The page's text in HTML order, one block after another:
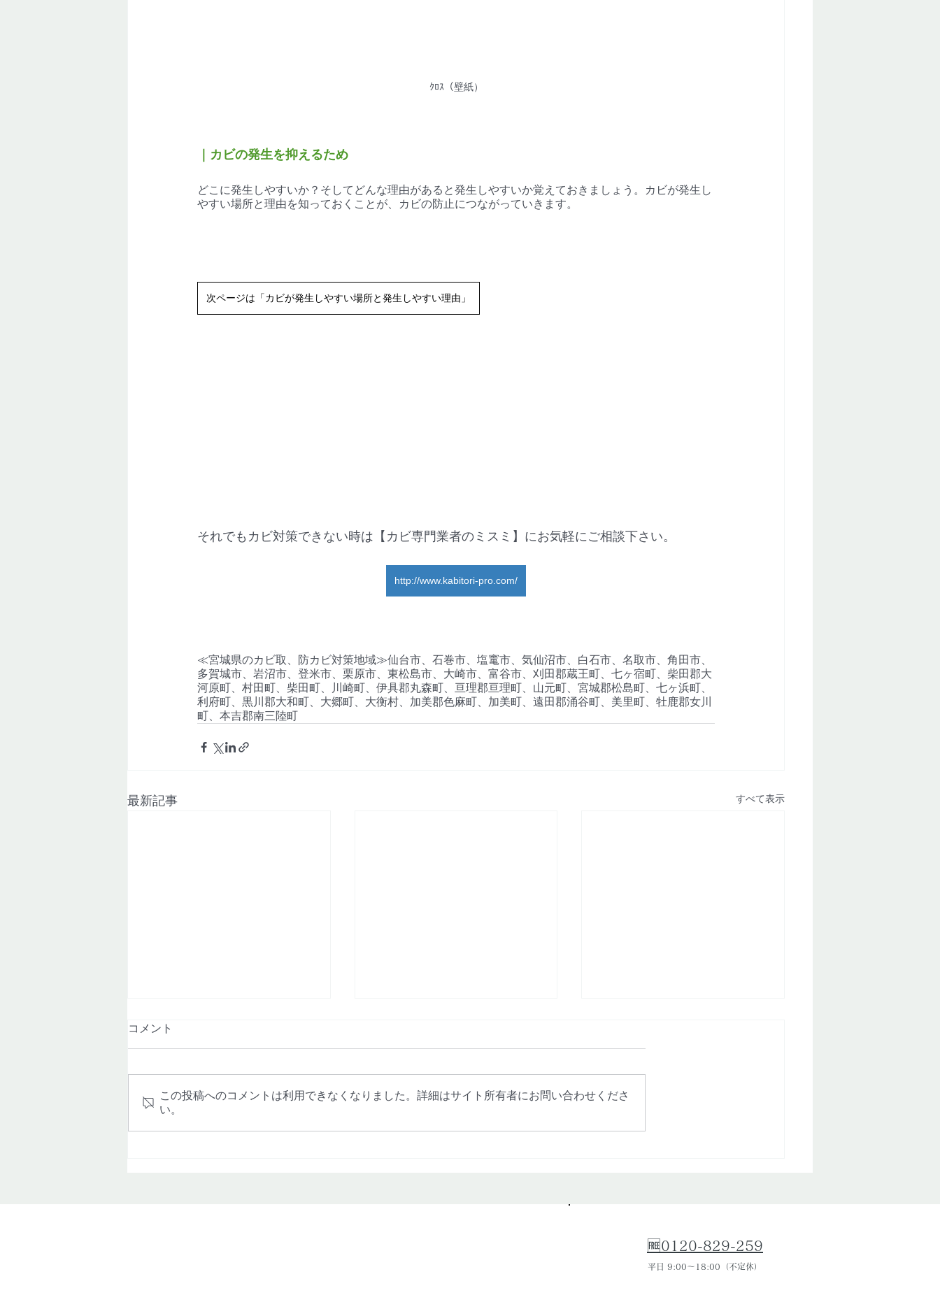
ｸﾛｽ（壁紙）
｜カビの発生を抑えるため
どこに発生しやすいか？そしてどんな理由があると発生しやすいか覚えておきましょう。カビが発生し
やすい場所と理由を知っておくことが、カビの防止につながっていきます。
次ページは「カビが発生しやすい場所と発生しやすい理由」
それでもカビ対策できない時は【カビ専門業者のミスミ】にお気軽にご相談下さい。
http://www.kabitori-pro.com/
≪宮城県のカビ取、防カビ対策地域≫仙台市、石巻市、塩竃市、気仙沼市、白石市、名取市、角田市、
多賀城市、岩沼市、登米市、栗原市、東松島市、大崎市、富谷市、刈田郡蔵王町、七ヶ宿町、柴田郡大
河原町、村田町、柴田町、川崎町、伊具郡丸森町、亘理郡亘理町、山元町、宮城郡松島町、七ヶ浜町、
利府町、黒川郡大和町、大郷町、大衡村、加美郡色麻町、加美町、遠田郡涌谷町、美里町、牡鹿郡女川
町、本吉郡南三陸町
最新記事 すべて表示
コメント
この投稿へのコメントは利用できなくなりました。詳細はサイト所有者にお問い合わせくださ
い。
🆓0120-829-259
平日 9:00～18:00（不定休）